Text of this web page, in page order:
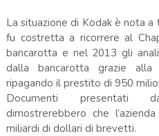
La situazione di Kodak è nota
fu costretta a ricorrere al
bancarotta e nel 2013 gli
dalla bancarotta grazie
ripagando il prestito di 950
Documenti presentati
dimostrerebbero che
miliardi di dollari di brevetti.